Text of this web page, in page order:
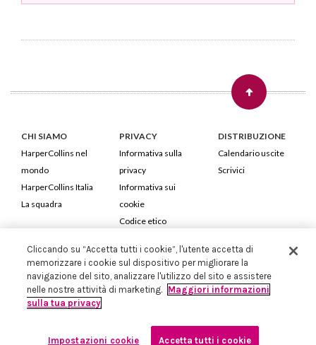
CHI SIAMO
HarperCollins nel
mondo
HarperCollins Italia
La squadra
PRIVACY
Informativa sulla
privacy
Informativa sui
cookie
Codice etico
DISTRIBUZIONE
Calendario uscite
Scrivici
HarperCollins Italia S.p.A. Viale Monte Nero, 84 - 20135 Milano
Cod. Fiscale e P.IVA 05946780151 - Capitale Sociale 258.250 €
Iscritta in Milano al Registro delle imprese nr.198004 e REA nr.1051898
Cliccando su “Accetta tutti i cookie”, l'utente accetta di
memorizzare i cookie sul dispositivo per migliorare la
navigazione del sito, analizzare l'utilizzo del sito e assistere
nelle nostre attività di marketing. Maggiori informazioni
sulla tua privacy
Impostazioni cookie Accetta tutti i cookie